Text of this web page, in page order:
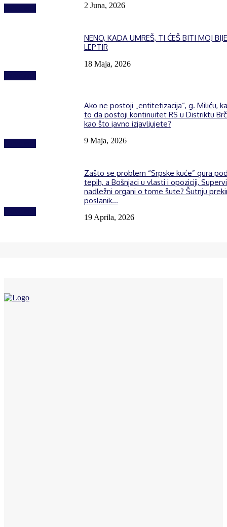
2 Juna, 2026
NENO, KADA UMREŠ, TI ĆEŠ BITI MOJ
LEPTIR
18 Maja, 2026
Ako ne postoji „entitetizacija“, g. Miliću,
to da postoji kontinuitet RS u Distriktu
kao što javno izjavljujete?
9 Maja, 2026
Zašto se problem “Srpske kuće” gura
tepih, a Bošnjaci u vlasti i opoziciji,
nadležni organi o tome šute? Šutnju
poslanik...
19 Aprila, 2026